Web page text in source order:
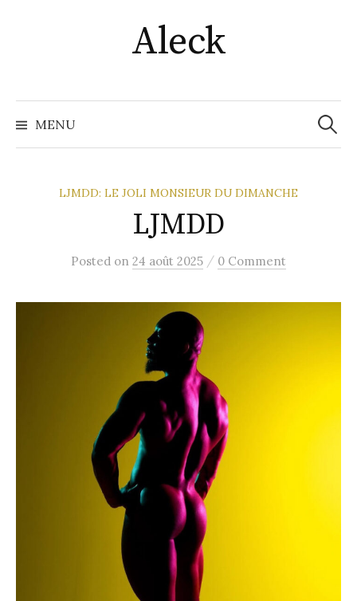
Aleck
MENU
LJMDD: LE JOLI MONSIEUR DU DIMANCHE
LJMDD
Posted on 24 août 2025 / 0 Comment